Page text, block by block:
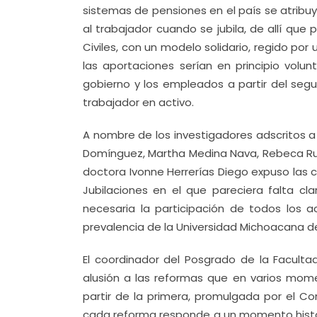
sistemas de pensiones en el país se
al trabajador cuando se jubila, de allí que
Civiles, con un modelo solidario, regido
las aportaciones serían en principio
gobierno y los empleados a partir del
trabajador en activo.
A nombre de los investigadores adscritos
Domínguez, Martha Medina Nava, Rebeca
doctora Ivonne Herrerías Diego expuso
Jubilaciones en el que pareciera falta
necesaria la participación de todos los
prevalencia de la Universidad Michoacana
El coordinador del Posgrado de la
alusión a las reformas que en varios
partir de la primera, promulgada por el